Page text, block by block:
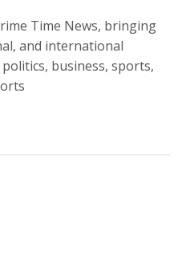
Time News, bringing
and international
business, sports,